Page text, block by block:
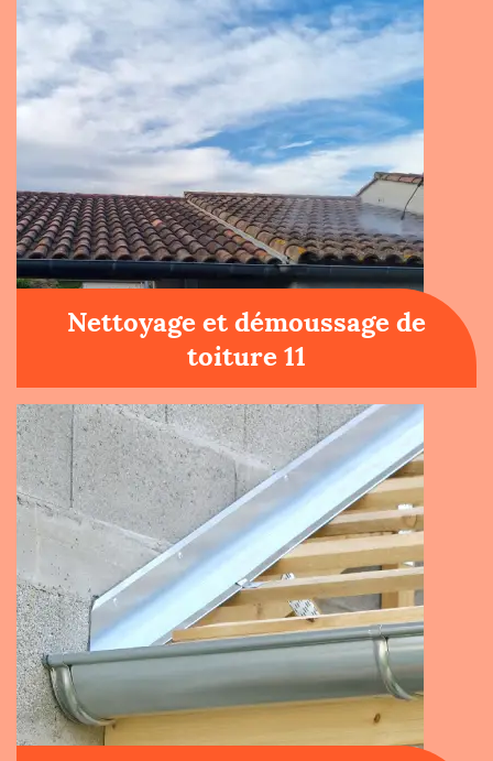
Nettoyage et démoussage de
toiture 11